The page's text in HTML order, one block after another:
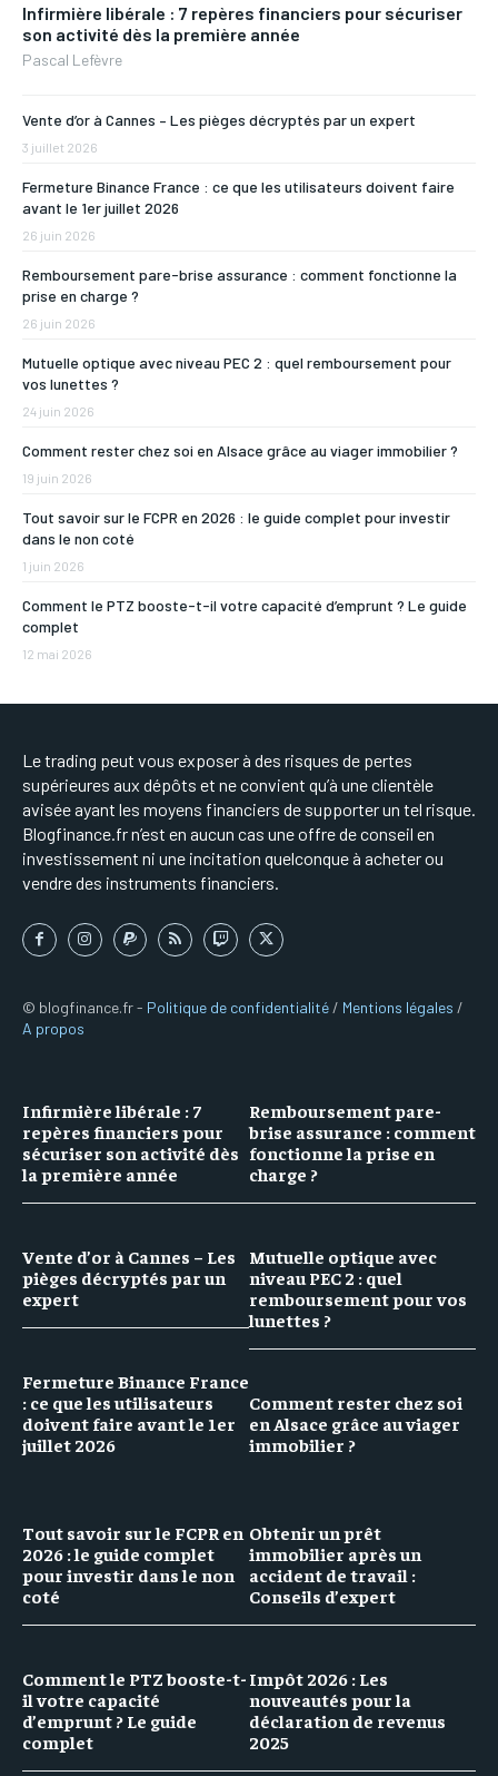
Infirmière libérale : 7 repères financiers pour sécuriser
son activité dès la première année
Pascal Lefèvre
Vente d’or à Cannes – Les pièges décryptés par un expert
3 juillet 2026
Fermeture Binance France : ce que les utilisateurs doivent faire
avant le 1er juillet 2026
26 juin 2026
Remboursement pare-brise assurance : comment fonctionne la
prise en charge ?
26 juin 2026
Mutuelle optique avec niveau PEC 2 : quel remboursement pour
vos lunettes ?
24 juin 2026
Comment rester chez soi en Alsace grâce au viager immobilier ?
19 juin 2026
Tout savoir sur le FCPR en 2026 : le guide complet pour investir
dans le non coté
1 juin 2026
Comment le PTZ booste-t-il votre capacité d’emprunt ? Le guide
complet
12 mai 2026
Le trading peut vous exposer à des risques de pertes
supérieures aux dépôts et ne convient qu’à une clientèle
avisée ayant les moyens financiers de supporter un tel risque.
Blogfinance.fr n’est en aucun cas une offre de conseil en
investissement ni une incitation quelconque à acheter ou
vendre des instruments financiers.
© blogfinance.fr - Politique de confidentialité / Mentions légales /
A propos
Infirmière libérale : 7
repères financiers pour
sécuriser son activité dès
la première année
Vente d’or à Cannes – Les
pièges décryptés par un
expert
Fermeture Binance France
: ce que les utilisateurs
doivent faire avant le 1er
juillet 2026
Remboursement pare-
brise assurance : comment
fonctionne la prise en
charge ?
Mutuelle optique avec
niveau PEC 2 : quel
remboursement pour vos
lunettes ?
Comment rester chez soi
en Alsace grâce au viager
immobilier ?
Tout savoir sur le FCPR en
2026 : le guide complet
pour investir dans le non
coté
Comment le PTZ booste-t-
il votre capacité
d’emprunt ? Le guide
complet
Obtenir un prêt
immobilier après un
accident de travail :
Conseils d’expert
Impôt 2026 : Les
nouveautés pour la
déclaration de revenus
2025